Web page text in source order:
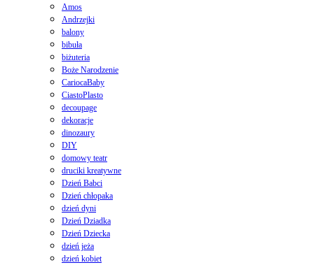
Amos
Andrzejki
balony
bibuła
biżuteria
Boże Narodzenie
CariocaBaby
CiastoPlasto
decoupage
dekoracje
dinozaury
DIY
domowy teatr
druciki kreatywne
Dzień Babci
Dzień chłopaka
dzień dyni
Dzień Dziadka
Dzień Dziecka
dzień jeża
dzień kobiet